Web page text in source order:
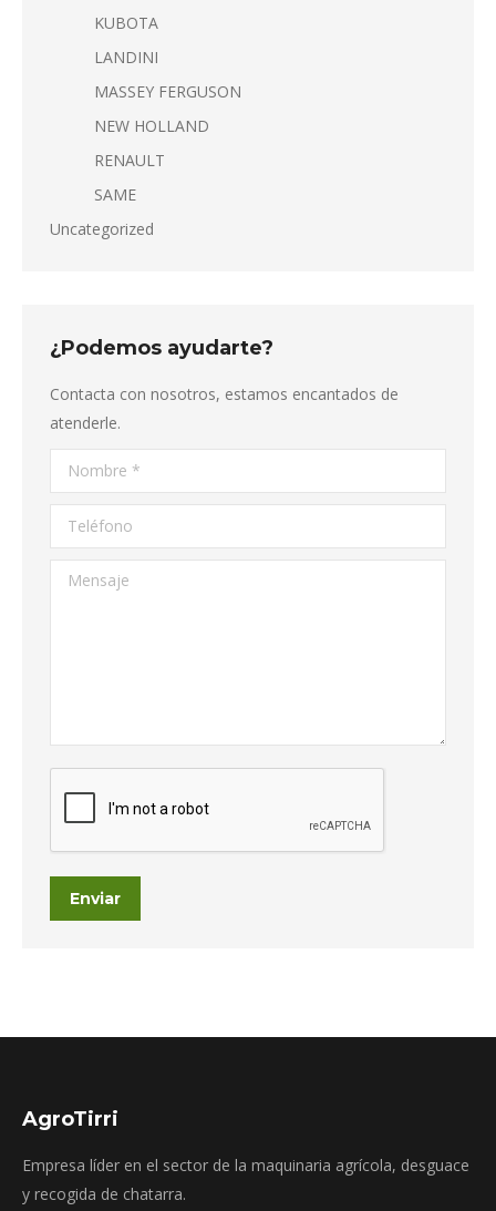
KUBOTA
LANDINI
MASSEY FERGUSON
NEW HOLLAND
RENAULT
SAME
Uncategorized
¿Podemos ayudarte?
Contacta con nosotros, estamos encantados de
atenderle.
Nombre *
Teléfono
Mensaje
Enviar
AgroTirri
Empresa líder en el sector de la maquinaria agrícola, desguace
y recogida de chatarra.